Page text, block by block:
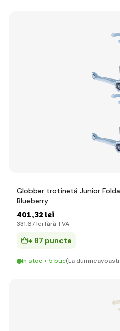
Globber trotinetă Junior
Blueberry
401,32 lei
331,67 lei fără TVA
+ 87 puncte
În stoc > 5 buc(La